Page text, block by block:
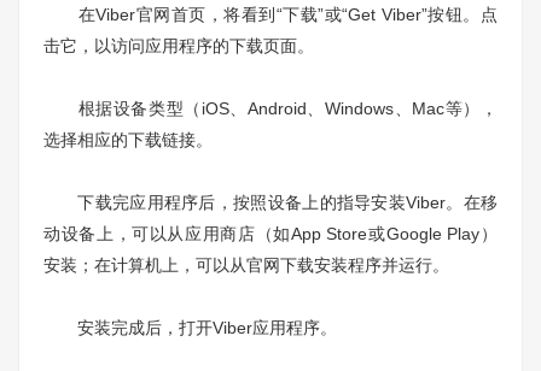
在Viber官网首页，将看到“下载”或“Get Viber”按钮。点
击它，以访问应用程序的下载页面。
根据设备类型（iOS、Android、Windows、Mac等），
选择相应的下载链接。
下载完应用程序后，按照设备上的指导安装Viber。在移
动设备上，可以从应用商店（如App Store或Google Play）
安装；在计算机上，可以从官网下载安装程序并运行。
安装完成后，打开Viber应用程序。